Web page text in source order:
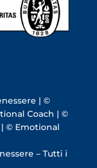
| ©
Coach | ©
© Emotional
– Tutti i